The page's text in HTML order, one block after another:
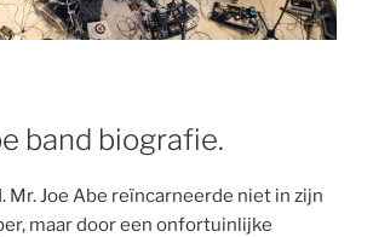
band biografie.
Mr. Joe Abe reïncarneerde niet in zijn
maar door een onfortuinlijke